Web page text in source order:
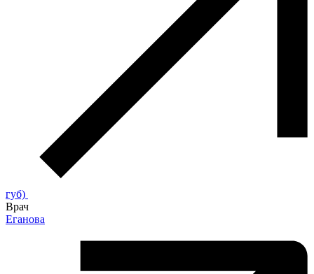
губ)
Врач
Еганова